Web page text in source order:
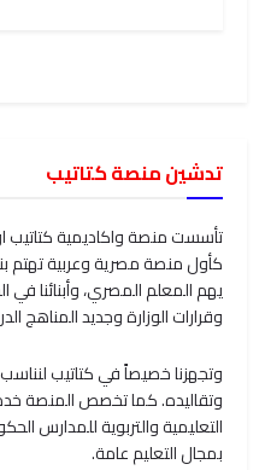
تدشين منصة كتاتيب
كأول منصة مصرية وعربية تهتم
يهم المعلم المصري، وأبنائنا في
وقرارات الوزارة وجديد المناهج
وتجهزنا خصيصاً في كتاتيب
وتقاليده. كما تخصص المنصة
التعليمية والتربوية للمدارس
بمجال التعليم عامة.